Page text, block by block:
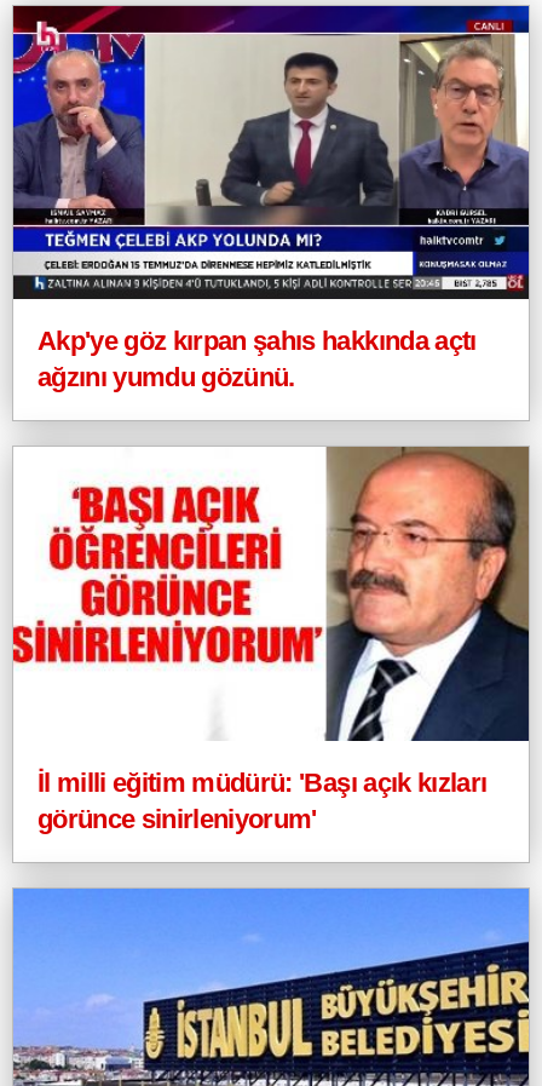
Akp'ye göz kırpan şahıs hakkında açtı
ağzını yumdu gözünü.
İl milli eğitim müdürü: 'Başı açık kızları
görünce sinirleniyorum'